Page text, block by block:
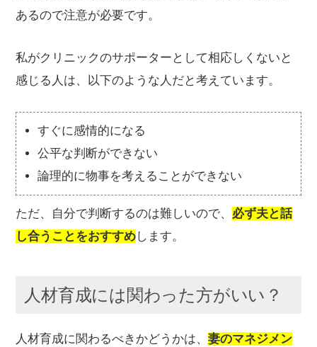
あるので注意が必要です。
私がクリニックのサポーターとして相応しくないと
感じる人は、以下のような人だと考えています。
すぐに感情的になる
公平な判断ができない
論理的に物事を考えることができない
ただ、自分で判断するのは難しいので、 必ず夫と話
し合うことをおすすめします。
人材育成には関わった方がいい？
人材育成に関わるべきかどうかは、妻のマネジメン